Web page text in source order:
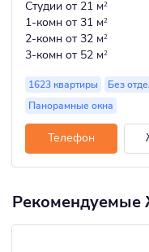
Студии от 21 м2
1-комн от 31 м2
2-комн от 32 м2
3-комн от 52 м2
1623 квартиры Без
Панорамные окна
Телефон